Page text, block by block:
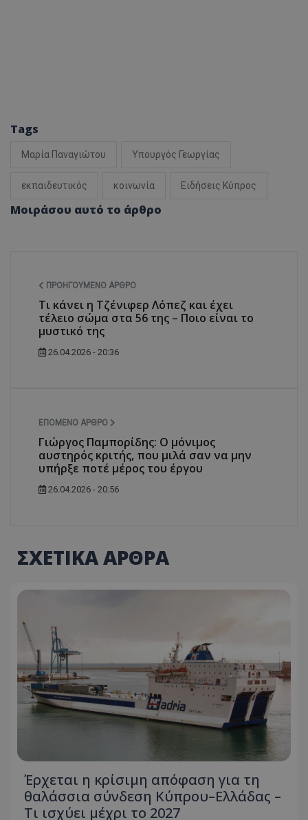
Tags
Μαρία Παναγιώτου Υπουργός Γεωργίας
εκπαιδευτικός κοινωνία Ειδήσεις Κύπρος
Μοιράσου αυτό το άρθρο
ΠΡΟΗΓΟΎΜΕΝΟ ΆΡΘΡΟ
Τι κάνει η Τζένιφερ Λόπεζ και έχει
τέλειο σώμα στα 56 της – Ποιο είναι το
μυστικό της
26.04.2026 - 20:36
ΕΠΌΜΕΝΟ ΆΡΘΡΟ
Γιώργος Παμπορίδης: Ο μόνιμος
αυστηρός κριτής, που μιλά σαν να μην
υπήρξε ποτέ μέρος του έργου
26.04.2026 - 20:56
ΣΧΕΤΙΚΑ ΑΡΘΡΑ
Έρχεται η κρίσιμη απόφαση για τη
θαλάσσια σύνδεση Κύπρου–Ελλάδας –
Τι ισχύει μέχρι το 2027